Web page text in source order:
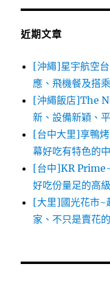
鍵
近期文章
[沖繩]星宇航空
應、飛機餐及搭
[沖繩飯店]The
新、設備新穎、
[台中大里]享鴨
幕好吃有特色的
[台中]KR
好吃份量足的高
[大里]國光花市~
家、不只是賣花